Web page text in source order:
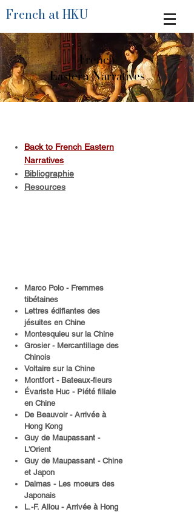
French at HKU
French
Eastern Narratives
Back to French Eastern
Narratives
Bibliographie
Resources
Marco Polo - Fremmes
tibétaines
Lettres édifiantes des
jésuites en Chine
Montesquieu sur la Chine
Grosier - Mercantillage des
Chinois
Voltaire sur la Chine
Montfort - Bateaux-fleurs
Évariste Huc - Piété filiale
en Chine
De Beauvoir - Arrivée à
Hong Kong
Guy de Maupassant -
L'Orient
Guy de Maupassant - Chine
et Japon
Dalmas - Les moeurs des
Japonais
L.-F. Allou - Arrivée à Hong